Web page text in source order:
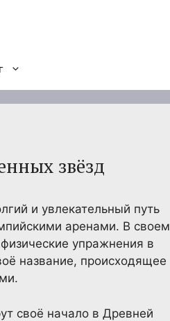
звёзд
и увлекательный путь
аренами. В своем
упражнения в
название, происходящее
своё начало в Древней